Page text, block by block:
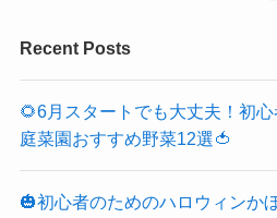
Recent Posts
🌻6月スタートでも大丈夫！初
庭菜園おすすめ野菜12選🍅
🎃初心者のためのハロウィンか